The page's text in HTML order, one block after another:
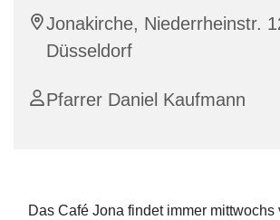
Jonakirche, Niederrheinstr.
Düsseldorf
Pfarrer Daniel Kaufmann
Das Café Jona findet immer mittwochs